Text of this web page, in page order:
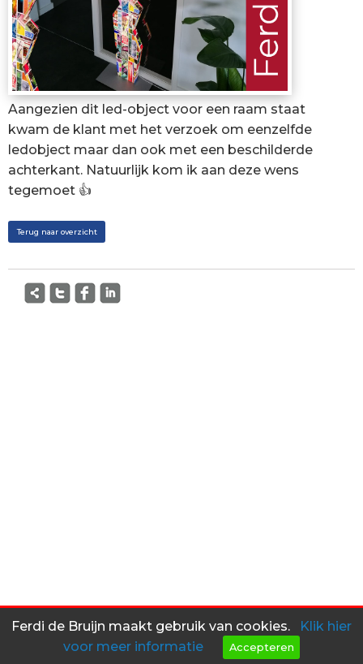
Aangezien dit led-object voor een raam staat
kwam de klant met het verzoek om eenzelfde
ledobject maar dan ook met een beschilderde
achterkant. Natuurlijk kom ik aan deze wens
tegemoet 👍
Terug naar overzicht
Ferdi de Bruijn maakt gebruik van cookies.
Klik hier
voor meer informatie
Accepteren